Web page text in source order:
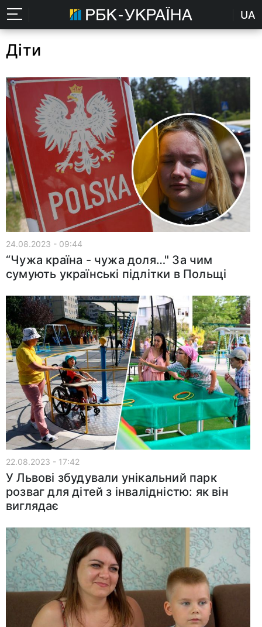
UA
Діти
24.08.2023 - 09:44
“Чужа країна - чужа доля…" За чим
сумують українські підлітки в Польщі
22.08.2023 - 17:42
У Львові збудували унікальний парк
розваг для дітей з інвалідністю: як він
виглядає